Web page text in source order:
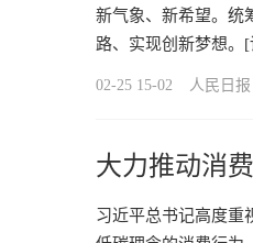
新气象、新希望。统
路、实现创新梦想。 [
02-25 15-02 人民日报
大力推动消
习近平总书记高度重